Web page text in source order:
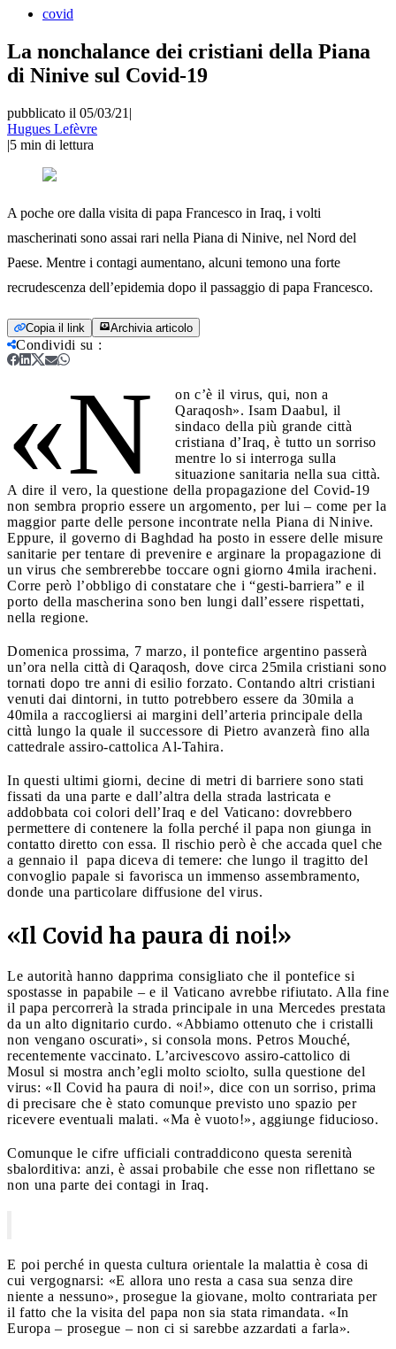
covid
La nonchalance dei cristiani della Piana
di Ninive sul Covid-19
pubblicato il 05/03/21 |
Hugues Lefèvre
|5 min di lettura
A poche ore dalla visita di papa Francesco in Iraq, i volti
mascherinati sono assai rari nella Piana di Ninive, nel Nord del
Paese. Mentre i contagi aumentano, alcuni temono una forte
recrudescenza dell’epidemia dopo il passaggio di papa Francesco.
Copia il link Archivia articolo
Condividi su :
«N
on c’è il virus, qui, non a
Qaraqosh». Isam Daabul, il
sindaco della più grande città
cristiana d’Iraq, è tutto un sorriso
mentre lo si interroga sulla
situazione sanitaria nella sua città.
A dire il vero, la questione della propagazione del Covid-19
non sembra proprio essere un argomento, per lui – come per la
maggior parte delle persone incontrate nella Piana di Ninive.
Eppure, il governo di Baghdad ha posto in essere delle misure
sanitarie per tentare di prevenire e arginare la propagazione di
un virus che sembrerebbe toccare ogni giorno 4mila iracheni.
Corre però l’obbligo di constatare che i “gesti-barriera” e il
porto della mascherina sono ben lungi dall’essere rispettati,
nella regione.
Domenica prossima, 7 marzo, il pontefice argentino passerà
un’ora nella città di Qaraqosh, dove circa 25mila cristiani sono
tornati dopo tre anni di esilio forzato. Contando altri cristiani
venuti dai dintorni, in tutto potrebbero essere da 30mila a
40mila a raccogliersi ai margini dell’arteria principale della
città lungo la quale il successore di Pietro avanzerà fino alla
cattedrale assiro-cattolica Al-Tahira.
In questi ultimi giorni, decine di metri di barriere sono stati
fissati da una parte e dall’altra della strada lastricata e
addobbata coi colori dell’Iraq e del Vaticano: dovrebbero
permettere di contenere la folla perché il papa non giunga in
contatto diretto con essa. Il rischio però è che accada quel che
a gennaio il papa diceva di temere: che lungo il tragitto del
convoglio papale si favorisca un immenso assembramento,
donde una particolare diffusione del virus.
«Il Covid ha paura di noi!»
Le autorità hanno dapprima consigliato che il pontefice si
spostasse in papabile – e il Vaticano avrebbe rifiutato. Alla fine
il papa percorrerà la strada principale in una Mercedes prestata
da un alto dignitario curdo. «Abbiamo ottenuto che i cristalli
non vengano oscurati», si consola mons. Petros Mouché,
recentemente vaccinato. L’arcivescovo assiro-cattolico di
Mosul si mostra anch’egli molto sciolto, sulla questione del
virus: «Il Covid ha paura di noi!», dice con un sorriso, prima
di precisare che è stato comunque previsto uno spazio per
ricevere eventuali malati. «Ma è vuoto!», aggiunge fiducioso.
Comunque le cifre ufficiali contraddicono questa serenità
sbalorditiva: anzi, è assai probabile che esse non riflettano se
non una parte dei contagi in Iraq.
E poi perché in questa cultura orientale la malattia è cosa di
cui vergognarsi: «E allora uno resta a casa sua senza dire
niente a nessuno», prosegue la giovane, molto contrariata per
il fatto che la visita del papa non sia stata rimandata. «In
Europa – prosegue – non ci si sarebbe azzardati a farla».